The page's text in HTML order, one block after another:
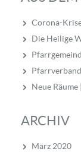
Corona-
Die Heilige
Neue
ARCHIV
März 2020